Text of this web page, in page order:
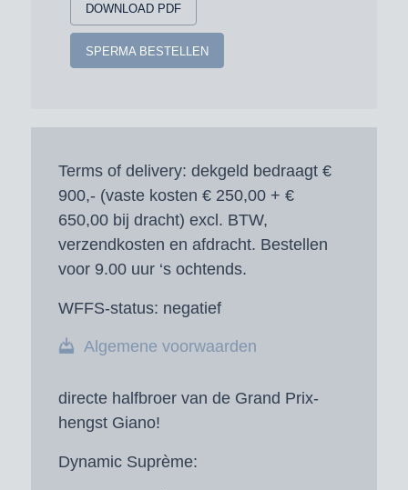
DOWNLOAD PDF
SPERMA BESTELLEN
Terms of delivery: dekgeld bedraagt €
900,- (vaste kosten € 250,00 + €
650,00 bij dracht) excl. BTW,
verzendkosten en afdracht. Bestellen
voor 9.00 uur ‘s ochtends.
WFFS-status: negatief
Algemene voorwaarden
directe halfbroer van de Grand Prix-
hengst Giano!
Dynamic Suprème: